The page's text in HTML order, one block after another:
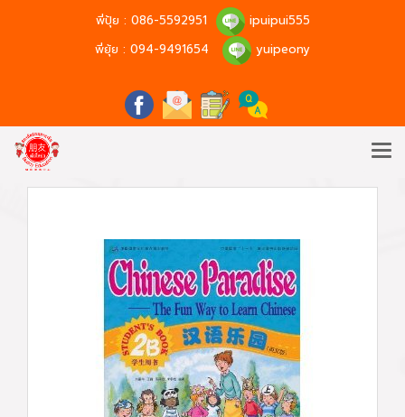
พี่ปุ้ย : 086-5592951
ipuipui555
พี่ยุ้ย : 094-9491654 yuipeony